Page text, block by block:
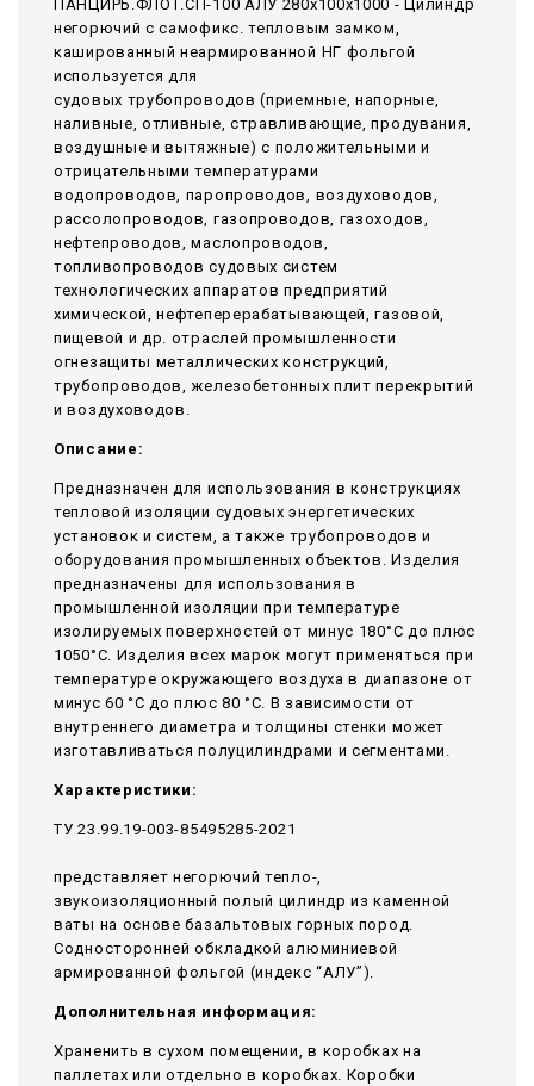
ПАНЦИРЬ.ФЛОТ.СП-100 АЛУ 280x100x1000 - Цилиндр
негорючий c самофикс. тепловым замком,
кашированный неармированной НГ фольгой
используется для
судовых трубопроводов (приемные, напорные,
наливные, отливные, стравливающие, продувания,
воздушные и вытяжные) с положительными и
отрицательными температурами
водопроводов, паропроводов, воздуховодов,
рассолопроводов, газопроводов, газоходов,
нефтепроводов, маслопроводов,
топливопроводов судовых систем
технологических аппаратов предприятий
химической, нефтеперерабатывающей, газовой,
пищевой и др. отраслей промышленности
огнезащиты металлических конструкций,
трубопроводов, железобетонных плит перекрытий
и воздуховодов.
Описание:
Предназначен для использования в конструкциях
тепловой изоляции судовых энергетических
установок и систем, а также трубопроводов и
оборудования промышленных объектов. Изделия
предназначены для использования в
промышленной изоляции при температуре
изолируемых поверхностей от минус 180°С до плюс
1050°С. Изделия всех марок могут применяться при
температуре окружающего воздуха в диапазоне от
минус 60 °С до плюс 80 °С. В зависимости от
внутреннего диаметра и толщины стенки может
изготавливаться полуцилиндрами и сегментами.
Характеристики:
ТУ 23.99.19-003-85495285-2021
представляет негорючий тепло-,
звукоизоляционный полый цилиндр из каменной
ваты на основе базальтовых горных пород.
Содносторонней обкладкой алюминиевой
армированной фольгой (индекс “АЛУ”).
Дополнительная информация:
Храненить в сухом помещении, в коробках на
паллетах или отдельно в коробках. Коробки